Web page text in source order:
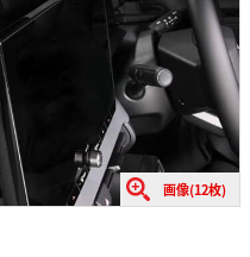
画像(12枚)